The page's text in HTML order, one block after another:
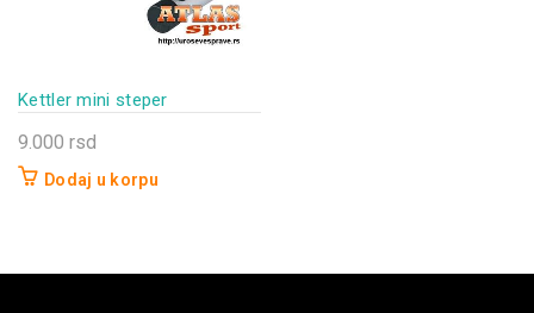
Kettler mini steper
9.000 rsd
Dodaj u korpu